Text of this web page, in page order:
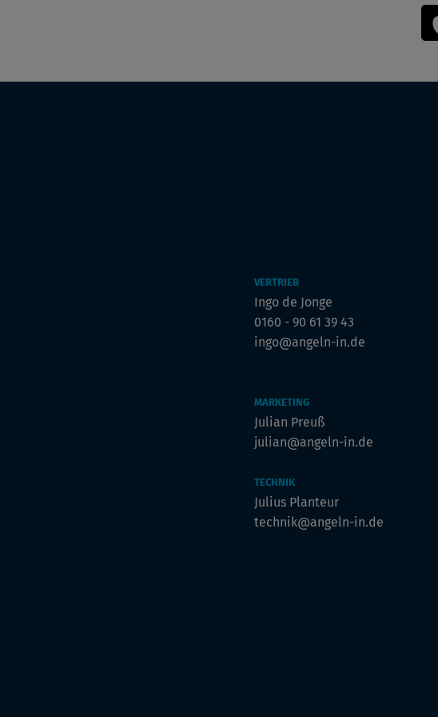
VERTRIEB
Ingo de Jonge
0160 - 90 61 39 43
ingo@angeln-in.de
MARKETING
Julian Preuß
julian@angeln-in.de
TECHNIK
Julius Planteur
technik@angeln-in.de